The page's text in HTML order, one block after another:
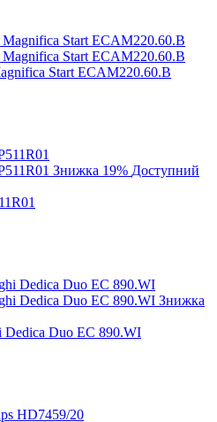
Start ECAM220.60.B
Знижка 19% Доступний
Знижка
Dedica Duo EC 890.WI